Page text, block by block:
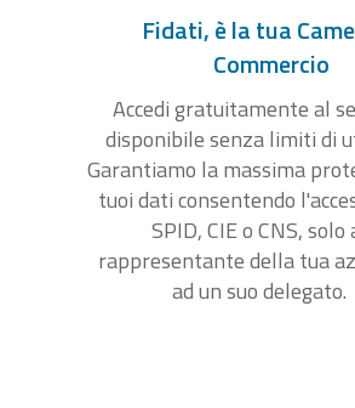
Fidati, è la tua
Commercio
Accedi gratuitamente al
disponibile senza limiti di
Garantiamo la massima
tuoi dati consentendo
SPID, CIE o CNS, solo
rappresentante della tua
ad un suo delegato.